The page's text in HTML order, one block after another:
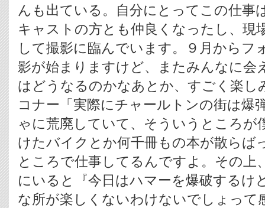
んも出ている。自分にとってこの仕事
キャストの方とも仲良くなったし、現
して撮影に臨んでいます。９月からフ
影が始まりますけど、またみんなに会
はどうなるのかなあとか、すごく楽し
コナー「実際にチャールトンの街は爆
ゃに荒廃していて、そういうところが
けたバイクとか何千冊もの本が散らば
ところで仕事してるんですよ。その上
にいると『今日はハマーを爆破するけ
な所が楽しくないわけないでしょって